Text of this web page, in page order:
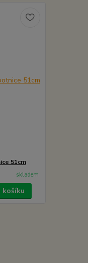
51cm
skladem
košíku